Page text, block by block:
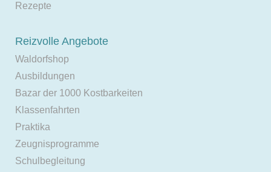
Rezepte
Reizvolle Angebote
Waldorfshop
Ausbildungen
Bazar der 1000 Kostbarkeiten
Klassenfahrten
Praktika
Zeugnisprogramme
Schulbegleitung